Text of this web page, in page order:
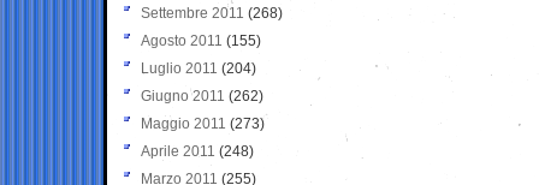
Settembre 2011 (268)
Agosto 2011 (155)
Luglio 2011 (204)
Giugno 2011 (262)
Maggio 2011 (273)
Aprile 2011 (248)
Marzo 2011 (255)